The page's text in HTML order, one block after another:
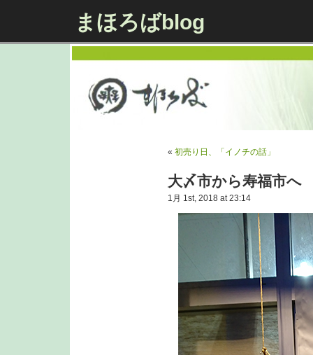
まほろばblog
« 初売り日、「イノチの話」
大〆市から寿福市へ
1月 1st, 2018 at 23:14